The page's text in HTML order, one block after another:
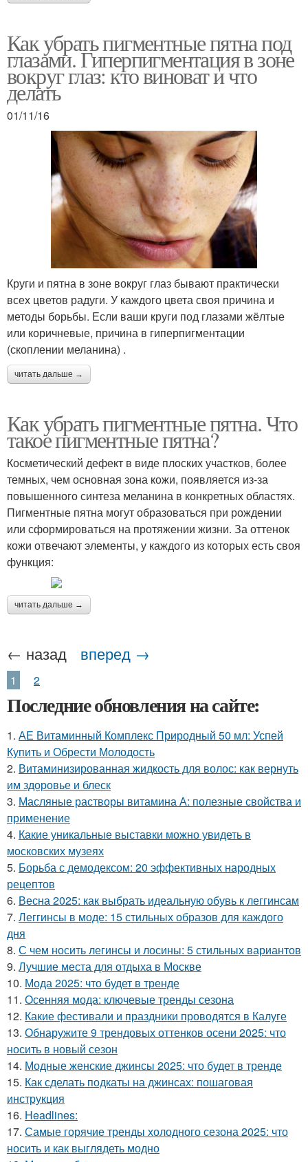
Как убрать пигментные пятна под
глазами. Гиперпигментация в зоне
вокруг глаз: кто виноват и что
делать
01/11/16
Круги и пятна в зоне вокруг глаз бывают практически
всех цветов радуги. У каждого цвета своя причина и
методы борьбы. Если ваши круги под глазами жёлтые
или коричневые, причина в гиперпигментации
(скоплении меланина) .
читать дальше →
Как убрать пигментные пятна. Что
такое пигментные пятна?
Косметический дефект в виде плоских участков, более
темных, чем основная зона кожи, появляется из-за
повышенного синтеза меланина в конкретных областях.
Пигментные пятна могут образоваться при рождении
или сформироваться на протяжении жизни. За оттенок
кожи отвечают элементы, у каждого из которых есть своя
функция:
читать дальше →
← назад вперед →
1 2
Последние обновления на сайте:
1. АЕ Витаминный Комплекс Природный 50 мл: Успей
Купить и Обрести Молодость
2. Витаминизированная жидкость для волос: как вернуть
им здоровье и блеск
3. Масляные растворы витамина А: полезные свойства и
применение
4. Какие уникальные выставки можно увидеть в
московских музеях
5. Борьба с демодексом: 20 эффективных народных
рецептов
6. Весна 2025: как выбрать идеальную обувь к леггинсам
7. Леггинсы в моде: 15 стильных образов для каждого
дня
8. С чем носить легинсы и лосины: 5 стильных вариантов
9. Лучшие места для отдыха в Москве
10. Мода 2025: что будет в тренде
11. Осенняя мода: ключевые тренды сезона
12. Какие фестивали и праздники проводятся в Калуге
13. Обнаружите 9 трендовых оттенков осени 2025: что
носить в новый сезон
14. Модные женские джинсы 2025: что будет в тренде
15. Как сделать подкаты на джинсах: пошаговая
инструкция
16. Headlines:
17. Самые горячие тренды холодного сезона 2025: что
носить и как выглядеть модно